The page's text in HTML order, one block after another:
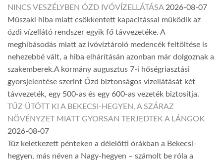
NINCS VESZÉLYBEN ÓZD IVÓVÍZELLÁTÁSA 2026-08-07
Műszaki hiba miatt csökkentett kapacitással működik az
ózdi vízellátó rendszer egyik fő távvezetéke. A
meghibásodás miatt az ivóvíztároló medencék feltöltése is
nehezebbé vált, a hiba elhárításán azonban már dolgoznak a
szakemberek.A kormány augusztus 7-i hőségriasztási
gyorsjelentése szerint Ózd biztonságos vízellátását két
távvezeték, egy 500-as és egy 600-as vezeték biztosítja.
TŰZ ÜTÖTT KI A BEKECSI-HEGYEN, A SZÁRAZ
NÖVÉNYZET MIATT GYORSAN TERJEDTEK A LÁNGOK
2026-08-07
Tűz keletkezett pénteken a délelőtti órákban a Bekecsi-
hegyen, más néven a Nagy-hegyen – számolt be róla a